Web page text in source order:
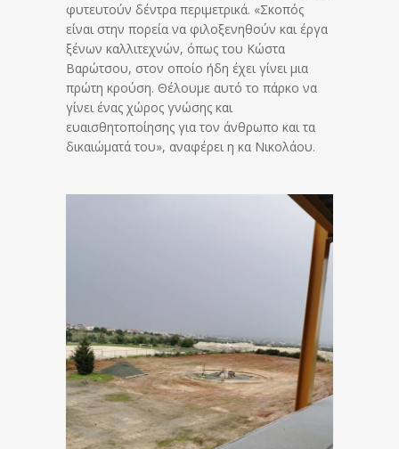
φυτευτούν δέντρα περιμετρικά. «Σκοπός
είναι στην πορεία να φιλοξενηθούν και έργα
ξένων καλλιτεχνών, όπως του Κώστα
Βαρώτσου, στον οποίο ήδη έχει γίνει μια
πρώτη κρούση. Θέλουμε αυτό το πάρκο να
γίνει ένας χώρος γνώσης και
ευαισθητοποίησης για τον άνθρωπο και τα
δικαιώματά του», αναφέρει η κα Νικολάου.